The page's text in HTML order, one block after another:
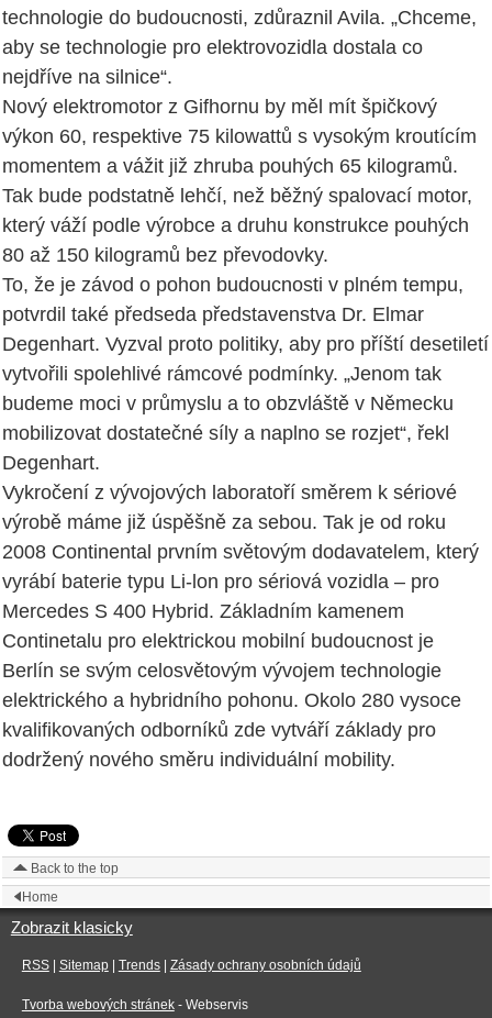
technologie do budoucnosti, zdůraznil Avila. „Chceme,
aby se technologie pro elektrovozidla dostala co
nejdříve na silnice“.
Nový elektromotor z Gifhornu by měl mít špičkový
výkon 60, respektive 75 kilowattů s vysokým kroutícím
momentem a vážit již zhruba pouhých 65 kilogramů.
Tak bude podstatně lehčí, než běžný spalovací motor,
který váží podle výrobce a druhu konstrukce pouhých
80 až 150 kilogramů bez převodovky.
To, že je závod o pohon budoucnosti v plném tempu,
potvrdil také předseda představenstva Dr. Elmar
Degenhart. Vyzval proto politiky, aby pro příští desetiletí
vytvořili spolehlivé rámcové podmínky. „Jenom tak
budeme moci v průmyslu a to obzvláště v Německu
mobilizovat dostatečné síly a naplno se rozjet“, řekl
Degenhart.
Vykročení z vývojových laboratoří směrem k sériové
výrobě máme již úspěšně za sebou. Tak je od roku
2008 Continental prvním světovým dodavatelem, který
vyrábí baterie typu Li-lon pro sériová vozidla – pro
Mercedes S 400 Hybrid. Základním kamenem
Continetalu pro elektrickou mobilní budoucnost je
Berlín se svým celosvětovým vývojem technologie
elektrického a hybridního pohonu. Okolo 280 vysoce
kvalifikovaných odborníků zde vytváří základy pro
dodržený nového směru individuální mobility.
Back to the top
Home
Zobrazit klasicky
RSS| Sitemap| Trends| Zásady ochrany osobních údajů
Tvorba webových stránek- Webservis